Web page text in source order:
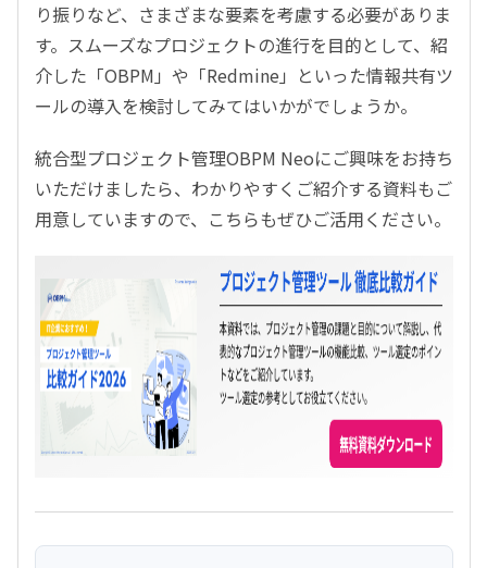
り振りなど、さまざまな要素を考慮する必要がありま
す。スムーズなプロジェクトの進行を目的として、紹
介した「OBPM」や「Redmine」といった情報共有ツ
ールの導入を検討してみてはいかがでしょうか。
統合型プロジェクト管理OBPM Neoにご興味をお持ち
いただけましたら、わかりやすくご紹介する資料もご
用意していますので、こちらもぜひご活用ください。